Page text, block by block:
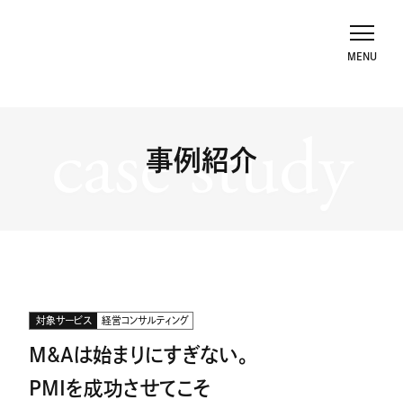
事例紹介
case study
対象サービス 経営コンサルティング
M&Aは始まりにすぎない。
PMIを成功させてこそ